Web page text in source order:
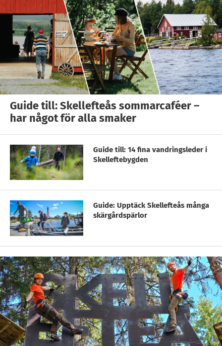
Guide till: Skellefteås sommarcaféer –
har något för alla smaker
Guide till: 14 fina vandringsleder i
Skelleftebygden
Guide: Upptäck Skellefteås många
skärgårdspärlor